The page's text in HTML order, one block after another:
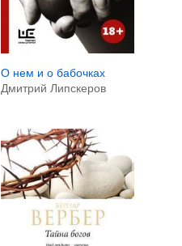
О нем и о бабочках
Дмитрий Липскеров